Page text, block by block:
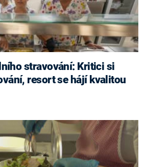
resort se hájí kvalitou